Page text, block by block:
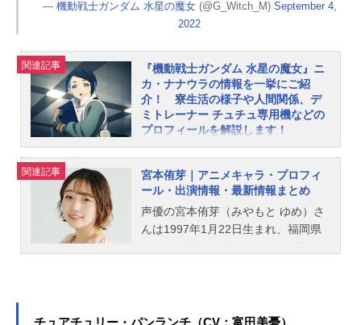
ィクの生活決闘委員会室にいること
行動派で、目的のために必要だと考
えた人の元へ自ら出向くこともしば
しば。グエルのキャンプ場、ミオリ
ネの温室などプライベート空間にな
っている場所にも訪問します。ま
屋には5人の女子が駐在。サビーナ、
レネ、イリーシャ、メイジー、エナ
オが、シャディクの学園内外の仕事
を補佐しています。シャディクと
ニ...
— 機動戦士ガンダム 水星の魔女(@G_Witch_M) September 4,
2022
関連記事
『機動戦士ガンダム 水星の魔女』ニ
カ・ナナウラの情報を一挙にご紹
介！ 寮生活の様子や人間関係、デ
ミトレーナー チュチュ専用機などの
プロフィールを解説します！
『機動戦士ガンダム水星の魔女』ニ
カ・ナナウラ。メカニック科2年で、
優秀な整備の技術を持つ少女です。
本記事ではそんなニカの情報をご紹
介！ 寮生活の様子や人間関係、自
機、声優情報などをまとめました。
関連記事
宮本侑芽｜アニメキャラ・プロフィ
ール・出演情報・最新情報まとめ
声優の宮本侑芽（みやもと ゆめ）さ
んは1997年1月22日生まれ、福岡県
演じています。こちらでは、宮本侑